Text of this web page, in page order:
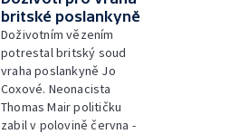
britské poslankyně
Doživotním vězením
potrestal britský soud
vraha poslankyně Jo
Coxové. Neonacista
Thomas Mair političku
zabil v polovině června -